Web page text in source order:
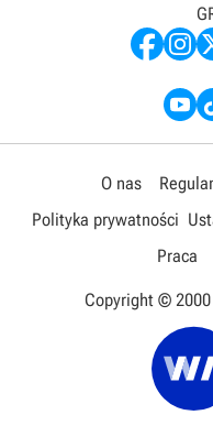
O nas
Polityka prywatności
Praca
Copyright ©